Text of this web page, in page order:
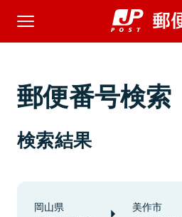
郵便番号検索
検索結果
岡山県 美作市